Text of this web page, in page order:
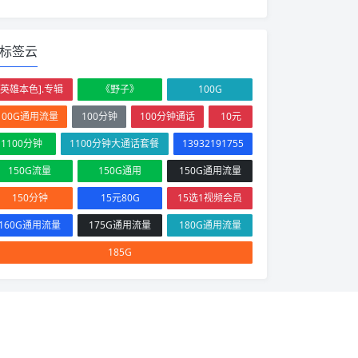
标签云
雄本色].专辑 《野子》
100G
通用流量
100分钟 100分钟通话
10元
1100分钟
1100分钟大通话套餐
13932191755
150G流量
150G通用
150G通用流量
150分钟
15元80G
15选1视频会员
160G通用流量
175G通用流量
180G通用流量
185G